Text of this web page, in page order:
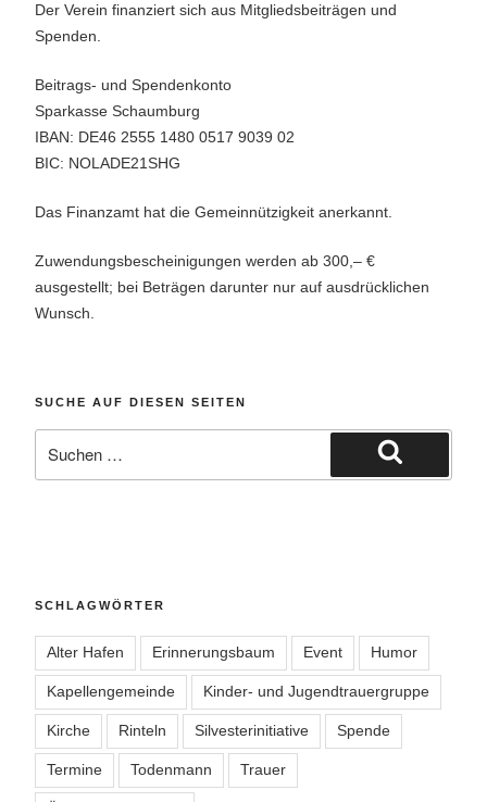
Der Verein finanziert sich aus Mitgliedsbeiträgen und
Spenden.
Beitrags- und Spendenkonto
Sparkasse Schaumburg
IBAN: DE46 2555 1480 0517 9039 02
BIC: NOLADE21SHG
Das Finanzamt hat die Gemeinnützigkeit anerkannt.
Zuwendungsbescheinigungen werden ab 300,– €
ausgestellt; bei Beträgen darunter nur auf ausdrücklichen
Wunsch.
SUCHE AUF DIESEN SEITEN
Suchen
SCHLAGWÖRTER
Alter Hafen Erinnerungsbaum Event Humor
Kapellengemeinde Kinder- und Jugendtrauergruppe
Kirche Rinteln Silvesterinitiative Spende
Termine Todenmann Trauer